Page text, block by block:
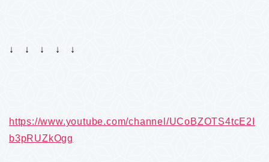
↓ ↓ ↓ ↓ ↓
https://www.youtube.com/channel/UCoBZOTS4tcE2I
b3pRUZkOgg